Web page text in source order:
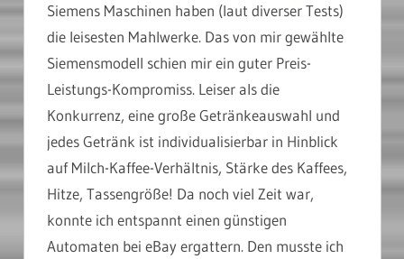
Siemens Maschinen haben (laut diverser Tests)
die leisesten Mahlwerke. Das von mir gewählte
Siemensmodell schien mir ein guter Preis-
Leistungs-Kompromiss. Leiser als die
Konkurrenz, eine große Getränkeauswahl und
jedes Getränk ist individualisierbar in Hinblick
auf Milch-Kaffee-Verhältnis, Stärke des Kaffees,
Hitze, Tassengröße! Da noch viel Zeit war,
konnte ich entspannt einen günstigen
Automaten bei eBay ergattern. Den musste ich